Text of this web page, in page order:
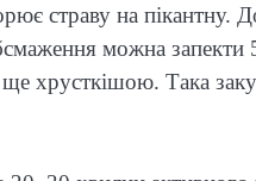
страву на пікантну.
можна
хрусткішою. Така